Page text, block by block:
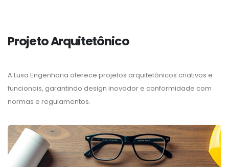
Projeto Arquitetônico
A Lusa Engenharia oferece projetos arquitetônicos criativos e
funcionais, garantindo design inovador e conformidade com
normas e regulamentos.